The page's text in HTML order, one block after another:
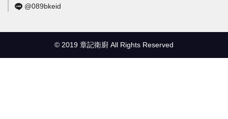
@089bkeid
© 2019 章記衛廚 All Rights Reserved